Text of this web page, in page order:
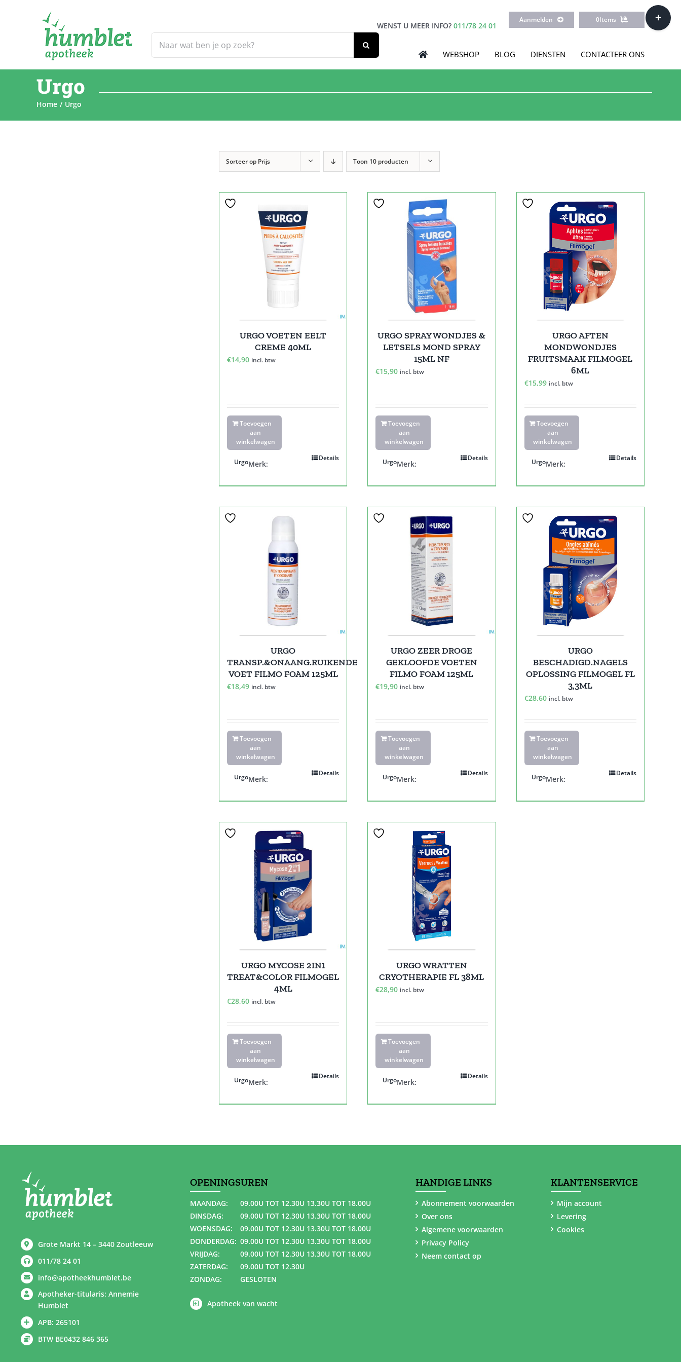
naar:
WENST U MEER INFO? 011/78 24 01
Aanmelden 0Items
WEBSHOP BLOG DIENSTEN CONTACTEER ONS
Urgo
Home Urgo
Sorteer op Prijs Toon 10 producten
URGO VOETEN EELT
CREME 40ML
€14,90 incl. btw
Toevoegen
aan
winkelwagen
Details
Merk:
Urgo
URGO SPRAY WONDJES &
LETSELS MOND SPRAY
15ML NF
€15,90 incl. btw
Toevoegen
aan
winkelwagen
Details
Merk:
Urgo
URGO AFTEN
MONDWONDJES
FRUITSMAAK FILMOGEL
6ML
€15,99 incl. btw
Toevoegen
aan
winkelwagen
Details
Merk:
Urgo
URGO
TRANSP.&ONAANG.RUIKENDE
VOET FILMO FOAM 125ML
€18,49 incl. btw
Toevoegen
aan
winkelwagen
Details
Merk:
Urgo
URGO ZEER DROGE
GEKLOOFDE VOETEN
FILMO FOAM 125ML
€19,90 incl. btw
Toevoegen
aan
winkelwagen
Details
Merk:
Urgo
URGO
BESCHADIGD.NAGELS
OPLOSSING FILMOGEL FL
3,3ML
€28,60 incl. btw
Toevoegen
aan
winkelwagen
Details
Merk:
Urgo
URGO MYCOSE 2IN1
TREAT&COLOR FILMOGEL
4ML
€28,60 incl. btw
Toevoegen
aan
winkelwagen
Details
Merk:
Urgo
URGO WRATTEN
CRYOTHERAPIE FL 38ML
€28,90 incl. btw
Toevoegen
aan
winkelwagen
Details
Merk:
Urgo
Grote Markt 14 – 3440 Zoutleeuw
011/78 24 01
info@apotheekhumblet.be
Apotheker-titularis: Annemie
Humblet
APB: 265101
BTW BE0432 846 365
OPENINGSUREN
MAANDAG:
09.00U TOT 12.30U 13.30U TOT 18.00U
DINSDAG:
09.00U TOT 12.30U 13.30U TOT 18.00U
WOENSDAG:
09.00U TOT 12.30U 13.30U TOT 18.00U
DONDERDAG: 09.00U TOT 12.30U 13.30U TOT 18.00U
VRIJDAG:
09.00U TOT 12.30U 13.30U TOT 18.00U
ZATERDAG:
09.00U TOT 12.30U
ZONDAG:
GESLOTEN
Apotheek van wacht
HANDIGE LINKS
Abonnement voorwaarden
Over ons
Algemene voorwaarden
Privacy Policy
Neem contact op
KLANTENSERVICE
Mijn account
Levering
Cookies
Toggle
Sliding